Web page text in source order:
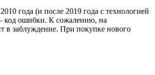
года (и после 2019 года с технологией
код ошибки. К сожалению, на
в заблуждение. При покупке нового